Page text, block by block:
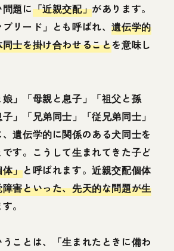
題に「近親交配」があります。
リード」とも呼ばれ、遺伝学的
士を掛け合わせることを意味し
」「母親と息子」「祖父と孫
」「兄弟同士」「従兄弟同士」
遺伝学的に関係のある犬同士を
す。こうして生まれてきた子ど
体」と呼ばれます。近親交配個体
害といった、先天的な問題が生
。
ことは、「生まれたときに備わ